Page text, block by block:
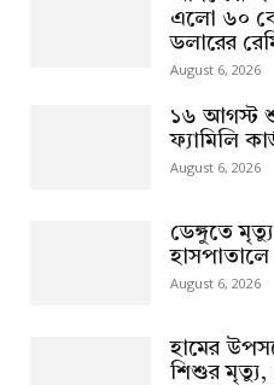
এলো ৬০
ডলারের
August 6, 2026
১৬ আগস্ট
ফ্যামিলি
August 6, 2026
ডেঙ্গুতে
হাসপাতালে
August 6, 2026
হামের
শিশুর মৃত্যু,